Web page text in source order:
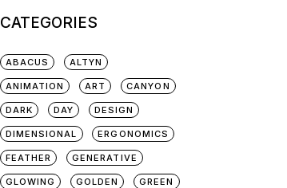
CATEGORIES
ABACUS ALTYN
ANIMATION ART CANYON
DARK DAY DESIGN
DIMENSIONAL ERGONOMICS
FEATHER GENERATIVE
GLOWING GOLDEN GREEN